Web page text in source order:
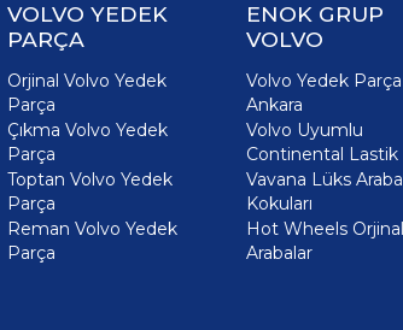
VOLVO YEDEK
PARÇA
Orjinal Volvo Yedek
Parça
Çıkma Volvo Yedek
Parça
Toptan Volvo Yedek
Parça
Reman Volvo Yedek
Parça
ENOK GRUP
VOLVO
Volvo Yedek Parça
Ankara
Volvo Uyumlu
Continental Lastik
Vavana Lüks Araba
Kokuları
Hot Wheels Orjinal
Arabalar